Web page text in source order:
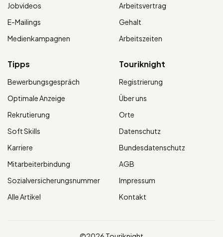
Jobvideos
E-Mailings
Medienkampagnen
Arbeitsvertrag
Gehalt
Arbeitszeiten
Tipps
Bewerbungsgespräch
Optimale Anzeige
Rekrutierung
Soft Skills
Karriere
Mitarbeiterbindung
Sozialversicherungsnummer
Alle Artikel
Touriknight
Registrierung
Über uns
Orte
Datenschutz
Bundesdatenschutz
AGB
Impressum
Kontakt